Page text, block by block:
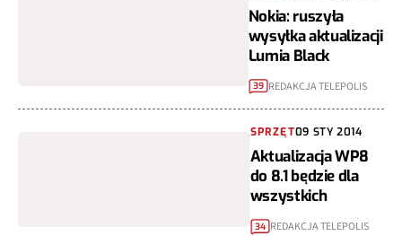
Nokia: ruszyła
wysyłka aktualizacji
Lumia Black
39 REDAKCJA TELEPOLIS
SPRZĘT09 STY 2014
Aktualizacja WP8
do 8.1 będzie dla
wszystkich
34 REDAKCJA TELEPOLIS